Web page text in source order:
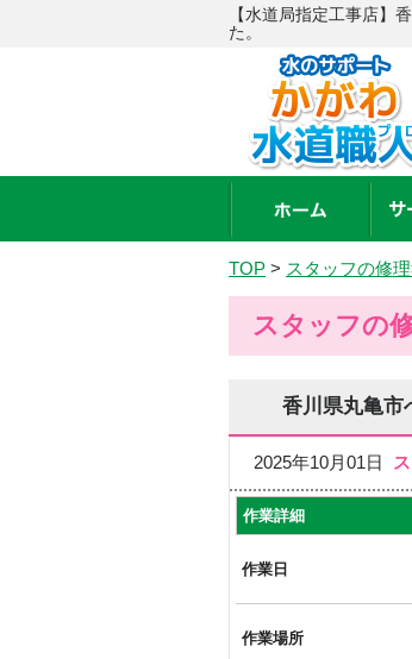
【水道局指定工事店】
た。
TOP > スタッフの修
スタッフの
香川県丸亀市
2025年10月01日
作業詳細
作業日
作業場所